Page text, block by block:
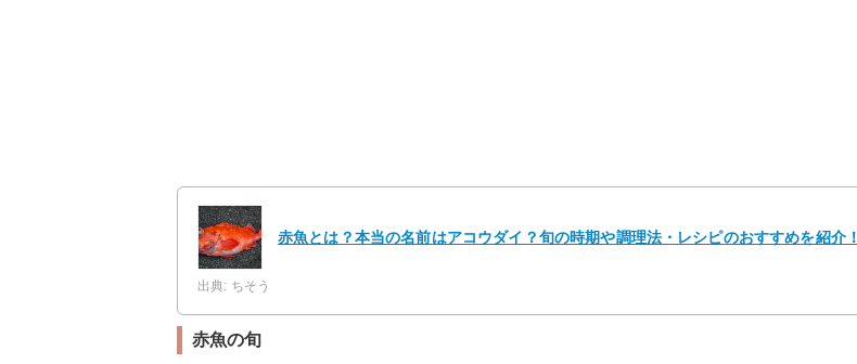
赤魚とは？本当の名前はアコウダイ？旬の時期や調理法・レシピのおすすめを紹介！
出典: ちそう
赤魚の旬